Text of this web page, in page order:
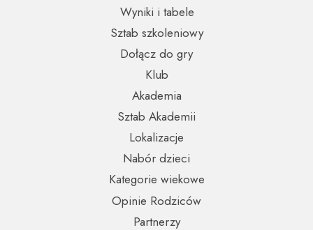
Partnerzy
Opinie Rodziców
Nabór dzieci
Wyniki i tabele
Kategorie wiekowe
Lokalizacje
Sztab szkoleniowy
Sztab Akademii
Dołącz do gry
Akademia
Klub